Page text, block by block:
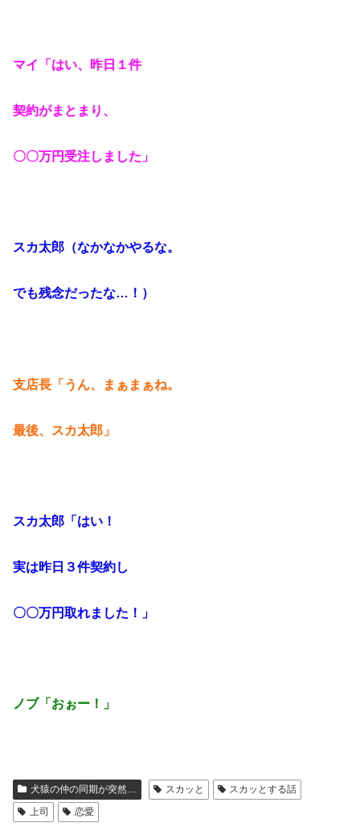
マイ「はい、昨日１件
契約がまとまり、
〇〇万円受注しました」
スカ太郎（なかなかやるな。
でも残念だったな…！）
支店長「うん、まぁまぁね。
最後、スカ太郎」
スカ太郎「はい！
実は昨日３件契約し
〇〇万円取れました！」
ノブ「おぉー！」
犬猿の仲の同期が突然… スカッと
スカッとする話
上司
恋愛